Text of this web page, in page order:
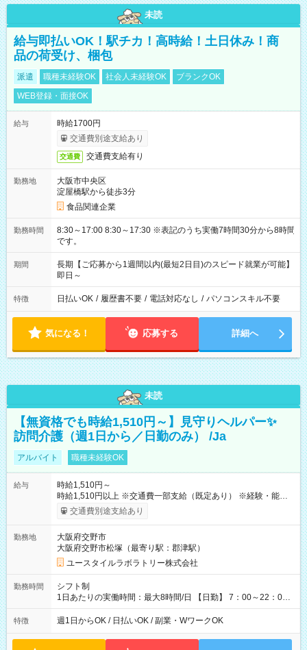
未読
給与即払いOK！駅チカ！高時給！土日休み！商
品の荷受け、梱包
派遣 職種未経験OK 社会人未経験OK
ブランクOK
WEB登録・面接OK
給与
時給1700円
交通費別途支給あり
交通費 交通費支給有り
勤務地
大阪市中央区
淀屋橋駅から徒歩3分
食品関連企業
勤務時間
8:30～17:00 8:30～17:30 ※表記のうち実働7時間30分から8時間
です。
期間
長期【ご応募から1週間以内(最短2日目)のスピード就業が可能】
即日～
特徴 日払いOK / 履歴書不要 / 電話対応なし / パソコンスキル不要
気になる！ 応募する 詳細へ
未読
【無資格でも時給1,510円～】見守りヘルパー✨
訪問介護（週1日から／日勤のみ） /Ja
アルバイト 職種未経験OK
給与
時給1,510円～
時給1,510円以上 ※交通費一部支給（既定あり） ※経験・能力を
考慮して決定します 【収入例】 週1回勤務の場合：1,510円×8時
間×4回=4万8,320円 週3回勤務の場合：1,510円×8時間×12回
1,600円 【試用期間】試用期間あり 試用期間の長さ：2ヶ月
※ 雇用形態と給与に、本採用時と異なる部分があります。 雇用
形態：本採用時と同じです。 給与：時給 1,180円以上
交通費別途支給あり
勤務地
大阪府交野市
大阪府交野市松塚（最寄り駅：郡津駅）
ユースタイルラボラトリー株式会社
勤務時間
シフト制
1日あたりの実働時間：最大8時間/日 【日勤】 7：00～22：00
の間で4～8時間勤務（休憩時間は法定通り） ※週1日～OK ／ 1
日4時間から勤務OK ／ 夜勤なし ＊＊ 勤務時間例 ＊＊ ■7時
変動 ※曜日固定（毎週同じ曜日勤務）
特徴 週1日からOK / 日払いOK / 副業・WワークOK